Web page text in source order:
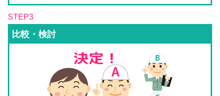
STEP3
比較・検討